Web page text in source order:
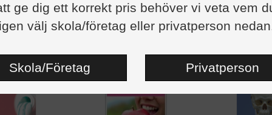
ge dig ett korrekt pris behöver vi veta vem
välj skola/företag eller privatperson
Skola/Företag Privatperson
- Kropp och hälsa
st artiklar